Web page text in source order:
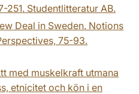
251. Studentlitteratur AB.
Deal in Sweden. Notions
75-93.
med muskelkraft utmana
etnicitet och kön i en